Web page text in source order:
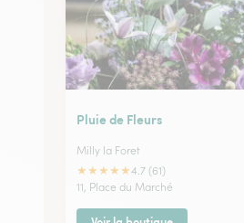
Pluie de Fleurs
Milly la Foret
★★★★★4.7 (61)
11, Place du Marché